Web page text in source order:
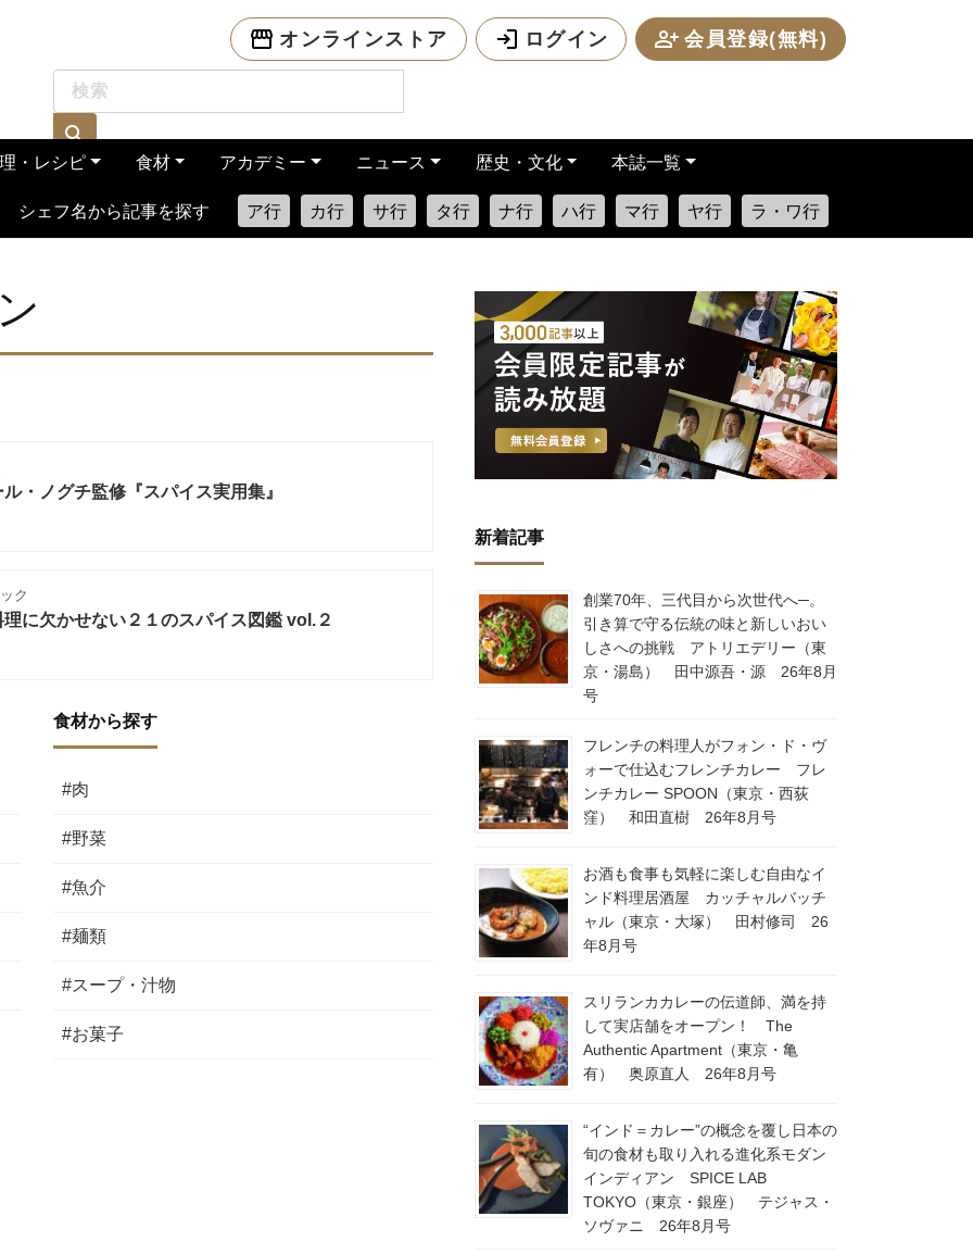
オンラインストア ログイン 会員登録(無料)
・レシピ 食材 アカデミー ニュース 歴史・文化 本誌一覧
シェフ名から記事を探す ア行 カ行 サ行 タ行 ナ行 ハ行 マ行 ヤ行 ラ・ワ行
・ノグチ監修『スパイス実用集』
ク
に欠かせない２１のスパイス図鑑 vol.２
食材から探す
#肉
#野菜
#魚介
#麺類
#スープ・汁物
#お菓子
新着記事
創業70年、三代目から次世代へ─。
引き算で守る伝統の味と新しいおい
しさへの挑戦 アトリエデリー（東
京・湯島） 田中源吾・源 26年8月
号
フレンチの料理人がフォン・ド・ヴ
ォーで仕込むフレンチカレー フレ
ンチカレー SPOON（東京・西荻
窪） 和田直樹 26年8月号
お酒も食事も気軽に楽しむ自由なイ
ンド料理居酒屋 カッチャルバッチ
ャル（東京・大塚） 田村修司 26
年8月号
スリランカカレーの伝道師、満を持
して実店舗をオープン！ The
Authentic Apartment（東京・亀
有） 奥原直人 26年8月号
“インド＝カレー”の概念を覆し日本の
旬の食材も取り入れる進化系モダン
インディアン SPICE LAB
TOKYO（東京・銀座） テジャス・
ソヴァニ 26年8月号